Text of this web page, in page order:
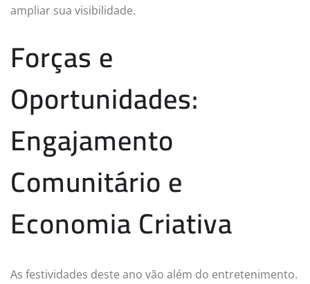
ampliar sua visibilidade.
Forças e
Oportunidades:
Engajamento
Comunitário e
Economia Criativa
As festividades deste ano vão além do entretenimento.